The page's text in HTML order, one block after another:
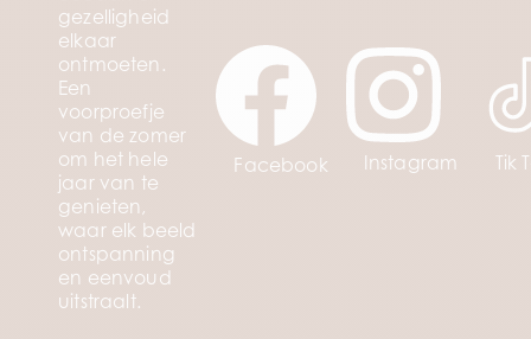
gezelligheid
elkaar
ontmoeten.
Een
voorproefje
van de zomer
om het hele
jaar van te
genieten,
waar elk beeld
ontspanning
en eenvoud
uitstraalt.
Facebook Instagram Tik